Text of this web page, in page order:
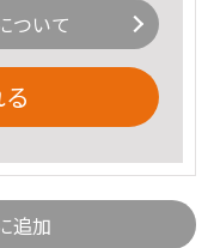
ついて
追加